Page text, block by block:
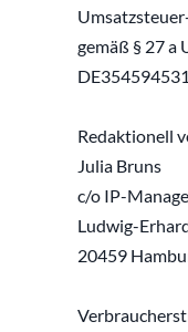
gemäß § 27 a
DE354594531
Redaktionell
Julia Bruns
c/o IP-
Ludwig-
20459